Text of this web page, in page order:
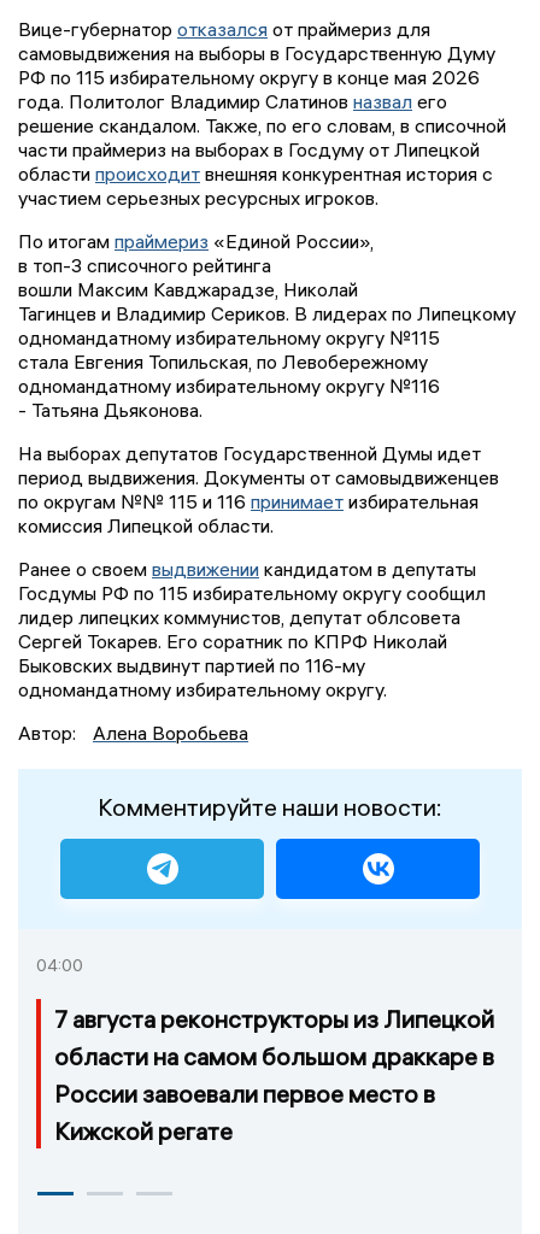
Вице-губернатор отказался от праймериз для
самовыдвижения на выборы в Государственную Думу
РФ по 115 избирательному округу в конце мая 2026
года. Политолог Владимир Слатинов назвал его
решение скандалом. Также, по его словам, в списочной
части праймериз на выборах в Госдуму от Липецкой
области происходит внешняя конкурентная история с
участием серьезных ресурсных игроков.
По итогам праймериз «Единой России»,
в топ-3 списочного рейтинга
вошли Максим Кавджарадзе, Николай
Тагинцев и Владимир Сериков. В лидерах по Липецкому
одномандатному избирательному округу №115
стала Евгения Топильская, по Левобережному
одномандатному избирательному округу №116
- Татьяна Дьяконова.
На выборах депутатов Государственной Думы идет
период выдвижения. Документы от самовыдвиженцев
по округам №№ 115 и 116 принимает избирательная
комиссия Липецкой области.
Ранее о своем выдвижении кандидатом в депутаты
Госдумы РФ по 115 избирательному округу сообщил
лидер липецких коммунистов, депутат облсовета
Сергей Токарев. Его соратник по КПРФ Николай
Быковских выдвинут партией по 116-му
одномандатному избирательному округу.
Автор:
Алена Воробьева
Комментируйте наши новости:
04:00
7 августа реконструкторы из Липецкой
области на самом большом драккаре в
России завоевали первое место в
Кижской регате